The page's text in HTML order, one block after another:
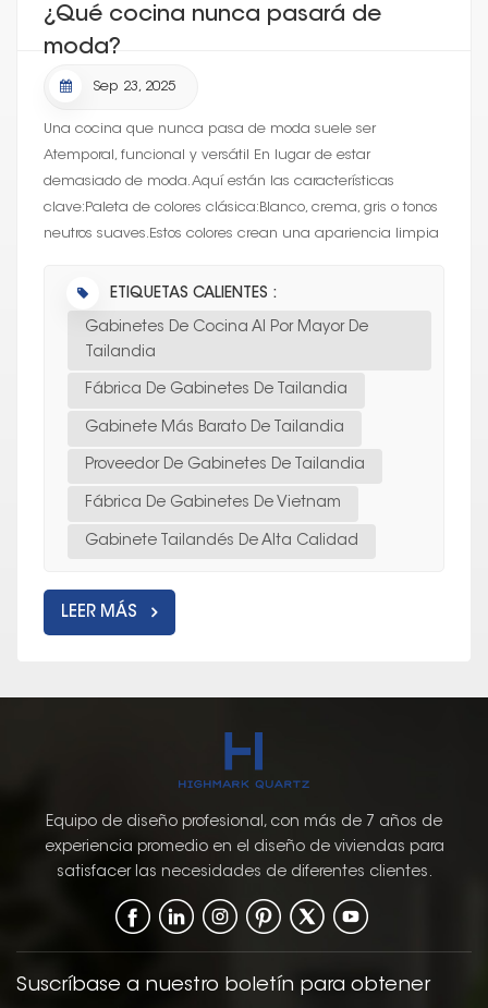
¿Qué cocina nunca pasará de
moda?
Sep 23, 2025
Una cocina que nunca pasa de moda suele ser
Atemporal, funcional y versátil En lugar de estar
demasiado de moda. Aquí están las características
clave:Paleta de colores clásica:Blanco, crema, gris o tonos
neutros suaves.Estos colores crean una apariencia limpia
ETIQUETAS CALIENTES :
Gabinetes De Cocina Al Por Mayor De
Tailandia
Fábrica De Gabinetes De Tailandia
Gabinete Más Barato De Tailandia
Proveedor De Gabinetes De Tailandia
Fábrica De Gabinetes De Vietnam
Gabinete Tailandés De Alta Calidad
LEER MÁS
Equipo de diseño profesional, con más de 7 años de
experiencia promedio en el diseño de viviendas para
satisfacer las necesidades de diferentes clientes.
Suscríbase a nuestro boletín para obtener